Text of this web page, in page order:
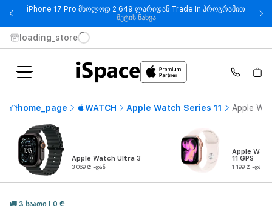
iPhone 17 Pro მხოლოდ 2 649 ლარიდან Trade In პროგრამით
მეტის ნახვა- iPhone 17 Pro მხოლოდ 2 649
loading_store
home_page WATCH Apple Watch Series 11 Apple
Apple Watch Ultra 3
3 069 ₾ -დან
Apple
11 GPS
1 199 ₾ -დან
🚚 3 ᲡᲐᲐᲗᲘ | 0 ₾